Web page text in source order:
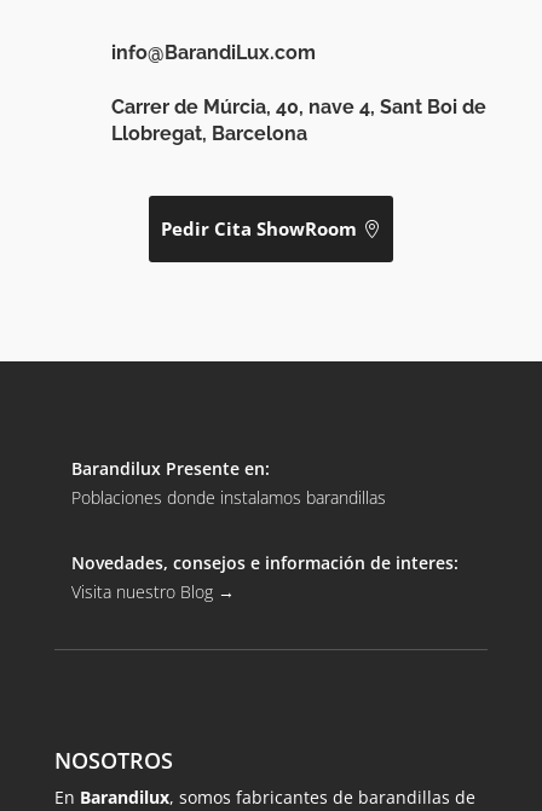
info@BarandiLux.com
Carrer de Múrcia, 40, nave 4, Sant Boi de
Llobregat, Barcelona
Pedir Cita ShowRoom
Barandilux Presente en:
Poblaciones donde instalamos barandillas
Novedades, consejos e información de interes:
Visita nuestro Blog →
NOSOTROS
En Barandilux, somos fabricantes de barandillas de